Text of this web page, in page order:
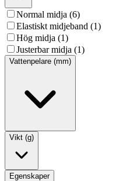
Normal midja (6)
Elastiskt midjeband (1)
Hög midja (1)
Justerbar midja (1)
Vattenpelare (mm)
Vikt (g)
Egenskaper